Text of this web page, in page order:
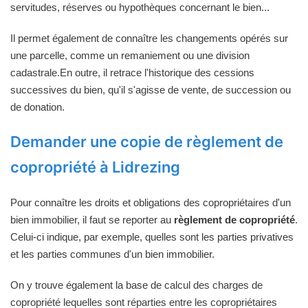
servitudes, réserves ou hypothèques concernant le bien...
Il permet également de connaître les changements opérés sur
une parcelle, comme un remaniement ou une division
cadastrale.En outre, il retrace l'historique des cessions
successives du bien, qu'il s'agisse de vente, de succession ou
de donation.
Demander une copie de règlement de
copropriété à Lidrezing
Pour connaître les droits et obligations des copropriétaires d'un
bien immobilier, il faut se reporter au règlement de copropriété.
Celui-ci indique, par exemple, quelles sont les parties privatives
et les parties communes d'un bien immobilier.
On y trouve également la base de calcul des charges de
copropriété lequelles sont réparties entre les copropriétaires